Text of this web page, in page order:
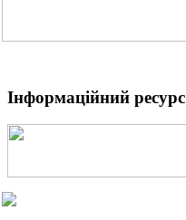
Інформаційний ресурс